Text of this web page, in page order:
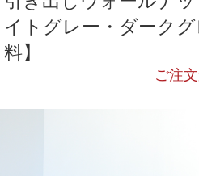
イトグレー・ダーク
料】
ご注